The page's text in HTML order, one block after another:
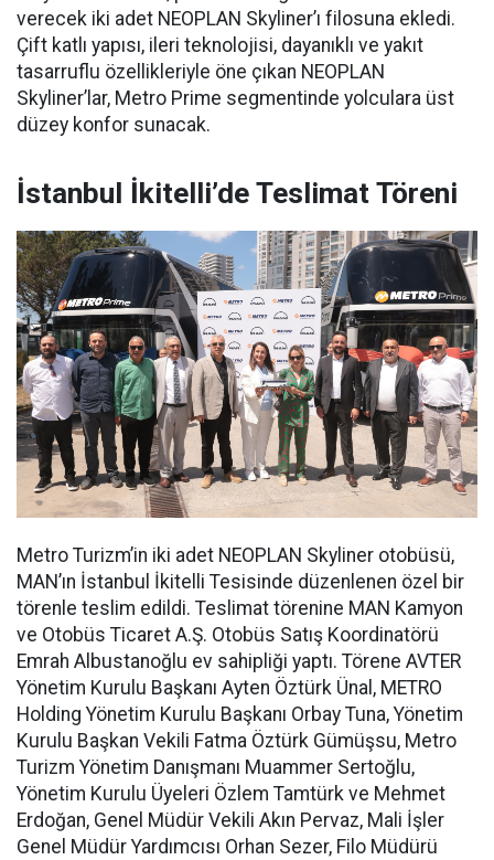
verecek iki adet NEOPLAN Skyliner’ı filosuna ekledi.
Çift katlı yapısı, ileri teknolojisi, dayanıklı ve yakıt
tasarruflu özellikleriyle öne çıkan NEOPLAN
Skyliner’lar, Metro Prime segmentinde yolculara üst
düzey konfor sunacak.
İstanbul İkitelli’de Teslimat Töreni
Metro Turizm’in iki adet NEOPLAN Skyliner otobüsü,
MAN’ın İstanbul İkitelli Tesisinde düzenlenen özel bir
törenle teslim edildi. Teslimat törenine MAN Kamyon
ve Otobüs Ticaret A.Ş. Otobüs Satış Koordinatörü
Emrah Albustanoğlu ev sahipliği yaptı. Törene AVTER
Yönetim Kurulu Başkanı Ayten Öztürk Ünal, METRO
Holding Yönetim Kurulu Başkanı Orbay Tuna, Yönetim
Kurulu Başkan Vekili Fatma Öztürk Gümüşsu, Metro
Turizm Yönetim Danışmanı Muammer Sertoğlu,
Yönetim Kurulu Üyeleri Özlem Tamtürk ve Mehmet
Erdoğan, Genel Müdür Vekili Akın Pervaz, Mali İşler
Genel Müdür Yardımcısı Orhan Sezer, Filo Müdürü